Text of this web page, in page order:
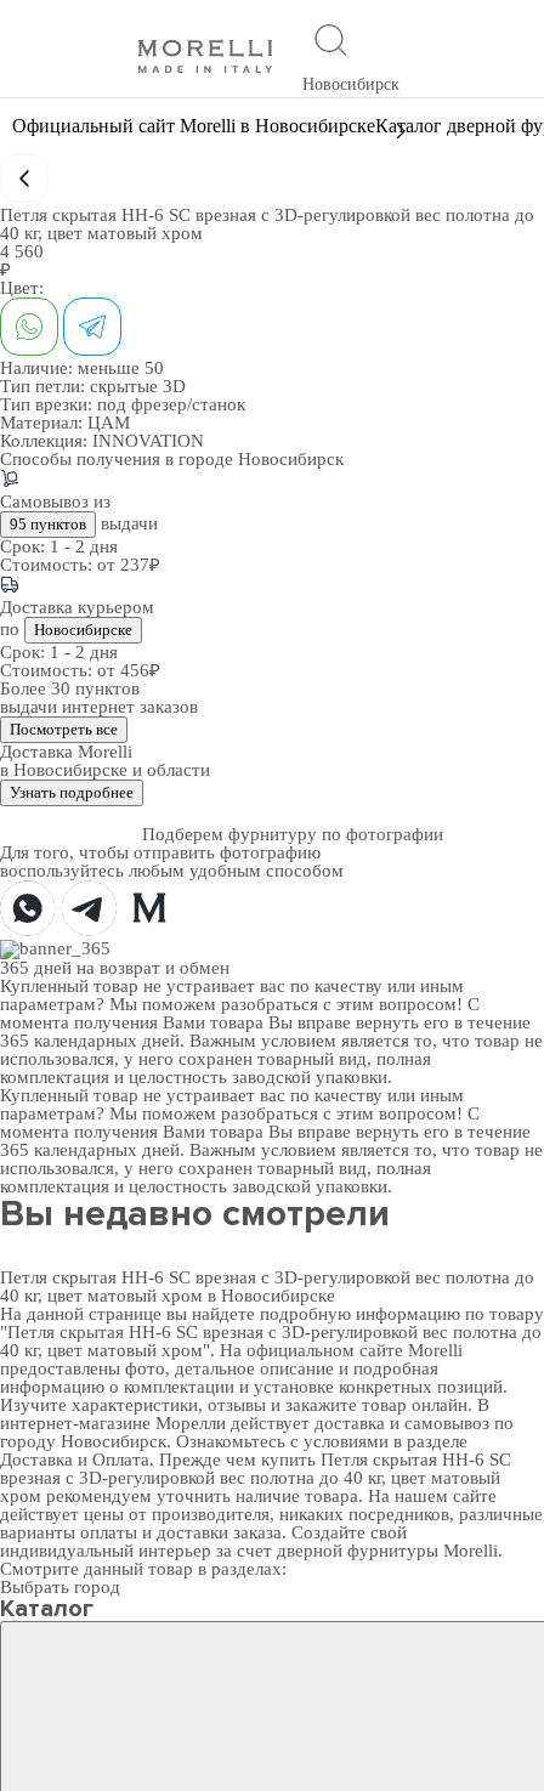
Новосибирск
Официальный сайт Morelli в НовосибирскеКаталог дверной
Петля скрытая HH-6 SC врезная с 3D-регулировкой вес полотна до
40 кг, цвет матовый хром
4 560
₽
Цвет:
Наличие: меньше 50
Тип петли: скрытые 3D
Тип врезки: под фрезер/станок
Материал: ЦАМ
Коллекция: INNOVATION
Способы получения в городе Новосибирск
Самовывоз из
95 пунктов
выдачи
Срок: 1 - 2 дня
Стоимость: от 237₽
Доставка курьером
по
Новосибирске
Срок: 1 - 2 дня
Стоимость: от 456₽
Более 30 пунктов
выдачи интернет заказов
Посмотреть все
Доставка Morelli
в Новосибирске и области
Узнать подробнее
Подберем фурнитуру по фотографии
Для того, чтобы отправить фотографию
воспользуйтесь любым удобным способом
365 дней на возврат и обмен
Купленный товар не устраивает вас по качеству или иным
параметрам? Мы поможем разобраться с этим вопросом! С
момента получения Вами товара Вы вправе вернуть его в течение
365 календарных дней. Важным условием является то, что товар не
использовался, у него сохранен товарный вид, полная
комплектация и целостность заводской упаковки.
Купленный товар не устраивает вас по качеству или иным
параметрам? Мы поможем разобраться с этим вопросом! С
момента получения Вами товара Вы вправе вернуть его в течение
365 календарных дней. Важным условием является то, что товар не
использовался, у него сохранен товарный вид, полная
комплектация и целостность заводской упаковки.
Вы недавно смотрели
Петля скрытая HH-6 SC врезная с 3D-регулировкой вес полотна до
40 кг, цвет матовый хром в Новосибирске
На данной странице вы найдете подробную информацию по товару
"Петля скрытая HH-6 SC врезная с 3D-регулировкой вес полотна до
40 кг, цвет матовый хром". На официальном сайте Morelli
предоставлены фото, детальное описание и подробная
информацию о комплектации и установке конкретных позиций.
Изучите характеристики, отзывы и закажите товар онлайн. В
интернет-магазине Морелли действует доставка и самовывоз по
городу Новосибирск. Ознакомьтесь с условиями в разделе
Доставка и Оплата. Прежде чем купить Петля скрытая HH-6 SC
врезная с 3D-регулировкой вес полотна до 40 кг, цвет матовый
хром рекомендуем уточнить наличие товара. На нашем сайте
действует цены от производителя, никаких посредников, различные
варианты оплаты и доставки заказа. Создайте свой
индивидуальный интерьер за счет дверной фурнитуры Morelli.
Смотрите данный товар в разделах:
Выбрать город
Каталог